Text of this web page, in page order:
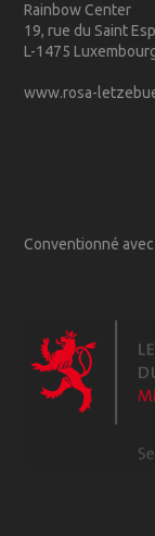
Rainbow Center
19, rue du Saint
L-1475
www.rosa-
Conventionné